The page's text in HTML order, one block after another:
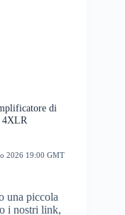
di
4XLR
2026 19:00 GMT
una piccola
i nostri link,